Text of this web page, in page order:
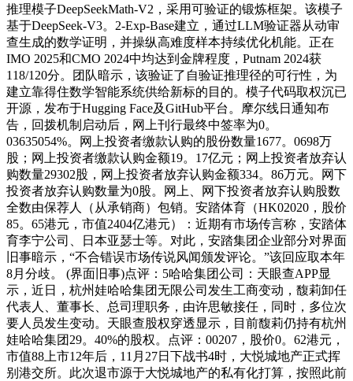
推理模子DeepSeekMath-V2，采用可验证的锻炼框架。该模子
基于DeepSeek-V3。2-Exp-Base建立，通过LLM验证器从动审
查生成的数学证明，并操纵高难度样本持续优化机能。正在
IMO 2025和CMO 2024中均达到金牌程度，Putnam 2024获
118/120分。团队暗示，该验证了自验证推理径的可行性，为
建立靠得住数学智能系统供给新标的目的。模子代码取权沉已
开源，发布于Hugging Face及GitHub平台。摩尔线日通知布
告，回拨机制启动后，网上刊行最终中签率为0。
03635054%。网上投资者缴款认购的股份数量1677。0698万
股；网上投资者缴款认购金额19。17亿元；网上投资者放弃认
购数量29302股，网上投资者放弃认购金额334。86万元。网下
投资者放弃认购数量为0股。网上、网下投资者放弃认购股数
全数由保荐人（从承销商）包销。安踏体育（HK02020，股价
85。65港元，市值2404亿港元）：近期有市场传言称，安踏体
育李宁公司、日本亚瑟士等。对此，安踏集团企业部分对界面
旧事暗示，“不合错误市场传说风闻颁发评论。”该回应取本年
8月分歧。 (界面旧事)点评：5哈哈集团公司：天眼查APP显
示，近日，杭州娃哈哈集团无限公司发生工商变动，馥莉卸任
代表人、董事长、总司理职务，由许思敏接任，同时，多位次
要人员发生变动。天眼查股权穿透显示，目前馥莉仍持有杭州
娃哈哈集团29。40%的股权。点评：00207，股价0。62港元，
市值88上市12年后，11月27日下战书4时，大悦城地产正式挥
别港交所。此次退市源于大悦城地产的私有化打算，按照此前